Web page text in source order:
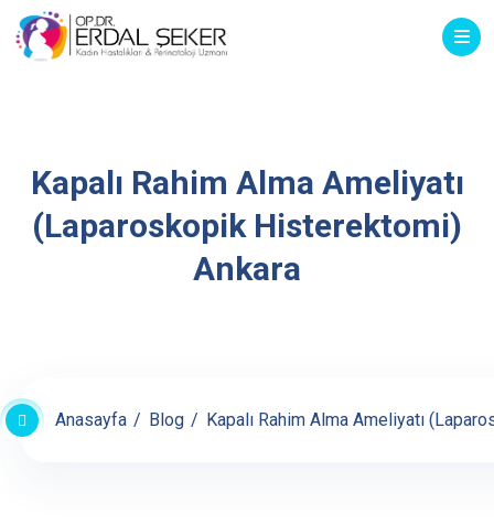
Kapalı Rahim Alma Ameliyatı
(Laparoskopik Histerektomi)
Ankara
Anasayfa Blog Kapalı Rahim Alma Ameliyatı